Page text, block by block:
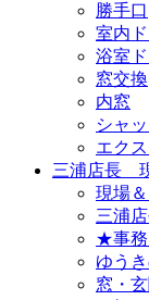
勝手口
室内
浴室
窓交換
内窓
シャ
エク
三浦店長
現場
三浦
★事
ゆう
窓・